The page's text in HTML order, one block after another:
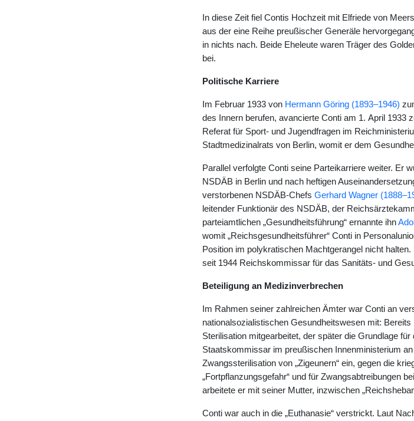
In diese Zeit fiel Contis Hochzeit mit Elfriede von
aus der eine Reihe preußischer Generäle
in nichts nach. Beide Eheleute waren Träger des
bei.
Politische Karriere
Im Februar 1933 von Hermann Göring (1893–1946)
des Innern berufen, avancierte Conti am 1. April 1933
Referat für Sport- und Jugendfragen im
Stadtmedizinalrats von Berlin, womit er dem
Parallel verfolgte Conti seine Parteikarriere weiter. Er
NSDÄB in Berlin und nach heftigen
verstorbenen NSDÄB-Chefs Gerhard Wagner
leitender Funktionär des NSDÄB, der
parteiamtlichen „Gesundheitsführung“ ernannte ihn
womit „Reichsgesundheitsführer“ Conti in
Position im polykratischen Machtgerangel nicht
seit 1944 Reichskommissar für das Sanitäts- und
Beteiligung an Medizinverbrechen
Im Rahmen seiner zahlreichen Ämter war Conti an
nationalsozialistischen Gesundheitswesen mit:
Sterilisation mitgearbeitet, der später die Grundlage
Staatskommissar im preußischen Innenministerium
Zwangssterilisation von „Zigeunern“ ein, gegen die
„Fortpflanzungsgefahr“ und für Zwangsabtreibungen
arbeitete er mit seiner Mutter, inzwischen
Conti war auch in die „Euthanasie“ verstrickt. Laut